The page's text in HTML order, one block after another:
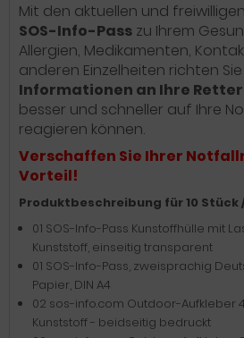
Mit den aktuellen und
SOS-Info-Pass zu Ihrem
Allergien, Medikamenten,
anderen Einzelheiten richten Sie
Informationen an Ihre Retter
besser und schneller auf Ihre
reagieren können.
Verschaffen Sie Ihrer
Vorteil!
Produktbeschreibung für 10 Stück
01 SOS-Info-Pass Kunstoffhülle mit
Kunststoff, einseitig transparent
01 SOS-Info-Pass, zweisprachig
Papier, DIN A4
02 sos-info.com Outdoor-Aufkleber
Kunststoff - beidseitig bedruckt